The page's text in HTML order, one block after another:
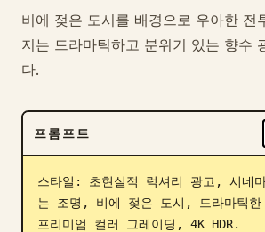
블로그
비에 젖은 도시를 배경으로 우아한 전
지는 드라마틱하고 분위기 있는 향수
다.
프롬프트
스타일: 초현실적 럭셔리 광고, 시네
는 조명, 비에 젖은 도시, 드라마틱
프리미엄 컬러 그레이딩, 4K HDR.